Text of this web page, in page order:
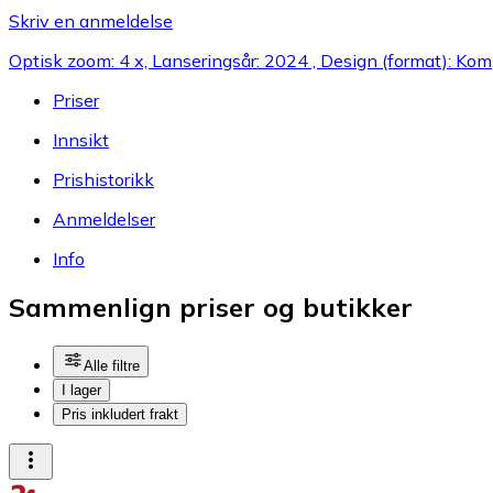
Skriv en anmeldelse
Optisk zoom: 4 x, Lanseringsår: 2024 , Design (format):
Priser
Innsikt
Prishistorikk
Anmeldelser
Info
Sammenlign priser og butikker
Alle filtre
I lager
Pris inkludert frakt